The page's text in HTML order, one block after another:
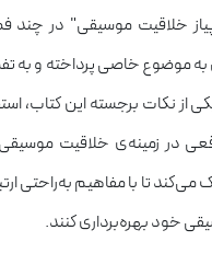
خلاقیت موسیقی" در
موضوع خاصی پرداخته و به
از نکات برجسته این کتاب،
در زمینه‌ی خلاقیت
تا با مفاهیم به‌راحتی
خود بهره‌برداری کنند.